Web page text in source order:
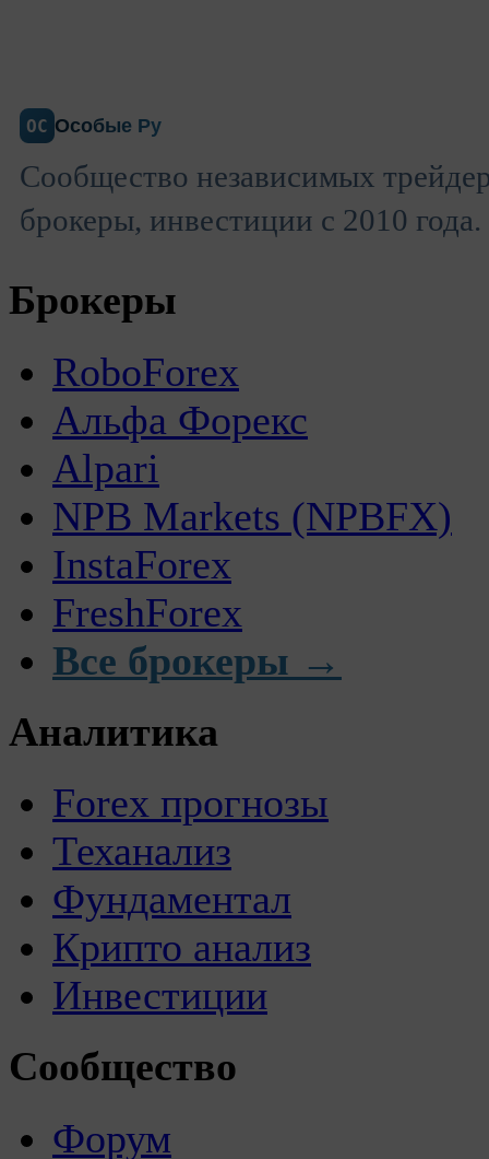
ОС Особые Ру
Сообщество независимых
брокеры, инвестиции с 2010 года.
Брокеры
RoboForex
Альфа Форекс
Alpari
NPB Markets (NPBFX)
InstaForex
FreshForex
Все брокеры →
Аналитика
Forex прогнозы
Теханализ
Фундаментал
Крипто анализ
Инвестиции
Сообщество
Форум